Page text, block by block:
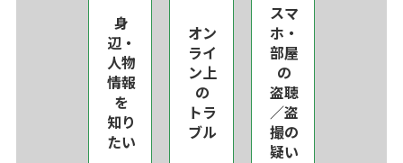
身
辺・
人物
情報
を
知り
たい
オン
ライ
ン上
の
トラ
ブル
スマ
ホ・
部屋
の
盗聴
／盗
撮の
疑い